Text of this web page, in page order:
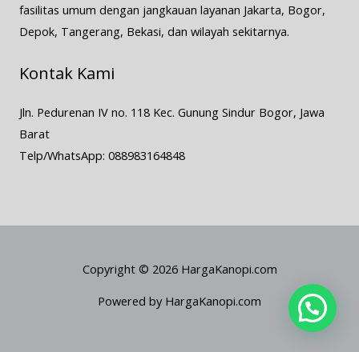
fasilitas umum dengan jangkauan layanan Jakarta, Bogor,
Depok, Tangerang, Bekasi, dan wilayah sekitarnya.
Kontak Kami
Jln. Pedurenan IV no. 118 Kec. Gunung Sindur Bogor, Jawa
Barat
Telp/WhatsApp: 088983164848
Copyright © 2026 HargaKanopi.com
Powered by HargaKanopi.com